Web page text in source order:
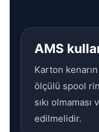
AMS
Karton
ölçülü spool
sıkı
edilmelidir.